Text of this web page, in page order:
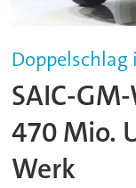
Doppelschlag
SAIC-
470 Mio.
Werk